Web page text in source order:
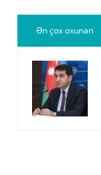
Ən çox oxunan